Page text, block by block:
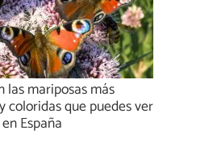
las mariposas más
coloridas que puedes ver
en España